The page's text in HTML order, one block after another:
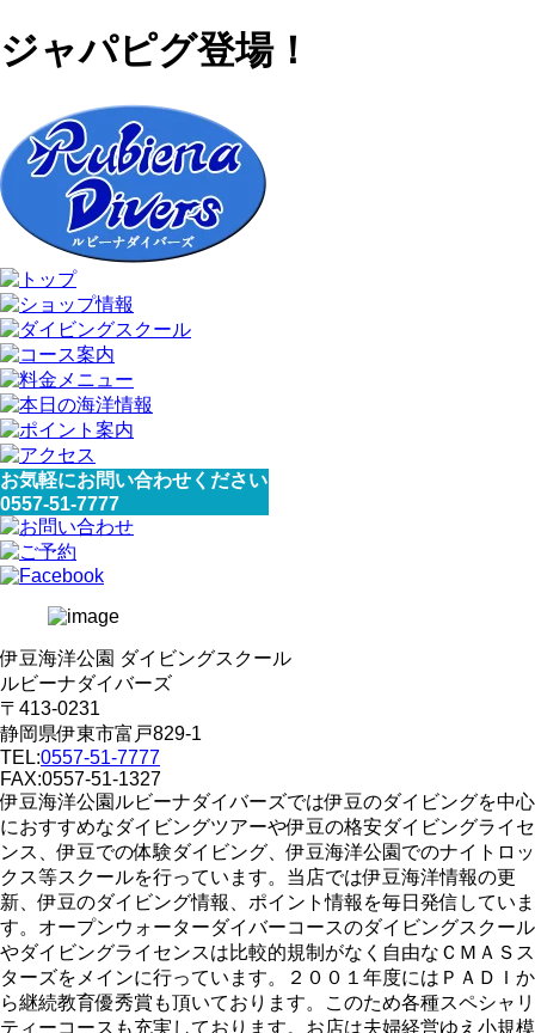
ジャパピグ登場！
お気軽にお問い合わせください
0557-51-7777
伊豆海洋公園 ダイビングスクール
ルビーナダイバーズ
〒413-0231
静岡県伊東市富戸829-1
TEL:0557-51-7777
FAX:0557-51-1327
伊豆海洋公園ルビーナダイバーズでは伊豆のダイビングを中心
におすすめなダイビングツアーや伊豆の格安ダイビングライセ
ンス、伊豆での体験ダイビング、伊豆海洋公園でのナイトロッ
クス等スクールを行っています。当店では伊豆海洋情報の更
新、伊豆のダイビング情報、ポイント情報を毎日発信していま
す。オープンウォーターダイバーコースのダイビングスクール
やダイビングライセンスは比較的規制がなく自由なＣＭＡＳス
ターズをメインに行っています。２００１年度にはＰＡＤＩか
ら継続教育優秀賞も頂いております。このため各種スペシャリ
ティーコースも充実しております。お店は夫婦経営ゆえ小規模